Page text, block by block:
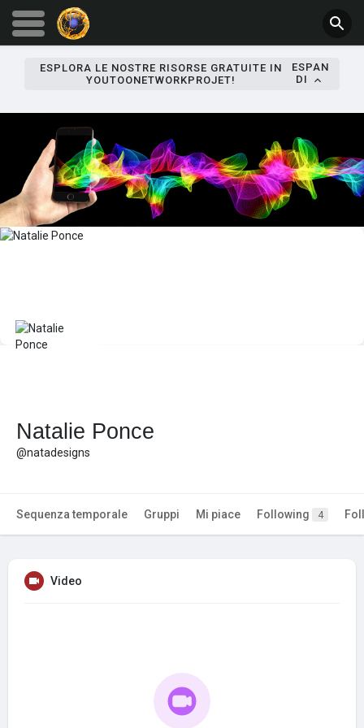
ESPLORA LE NOSTRE RISORSE GRATUITE IN
YOUTOONETWORKPROJET!
ESPAN
DI
Natalie Ponce
@natadesigns
Sequenza temporale Gruppi Mi piace Following 4
Video